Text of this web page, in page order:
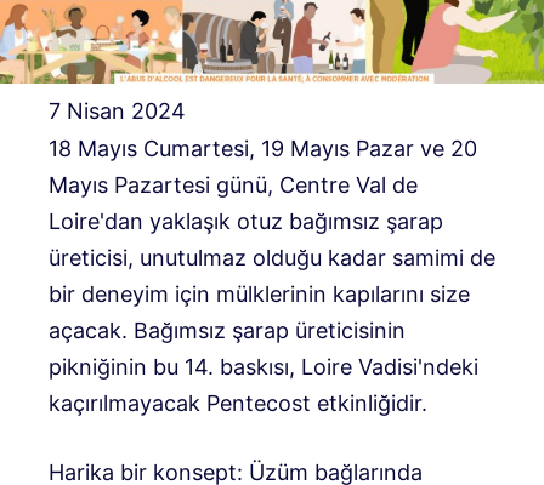
7 Nisan 2024
18 Mayıs Cumartesi, 19 Mayıs Pazar ve 20
Mayıs Pazartesi günü, Centre Val de
Loire'dan yaklaşık otuz bağımsız şarap
üreticisi, unutulmaz olduğu kadar samimi de
bir deneyim için mülklerinin kapılarını size
açacak. Bağımsız şarap üreticisinin
pikniğinin bu 14. baskısı, Loire Vadisi'ndeki
kaçırılmayacak Pentecost etkinliğidir.
Harika bir konsept: Üzüm bağlarında